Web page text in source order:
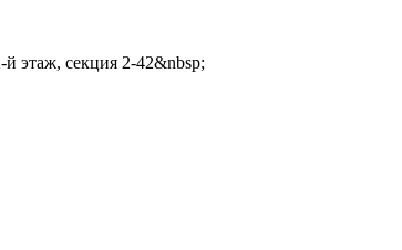
этаж, секция 2-42&nbsp;